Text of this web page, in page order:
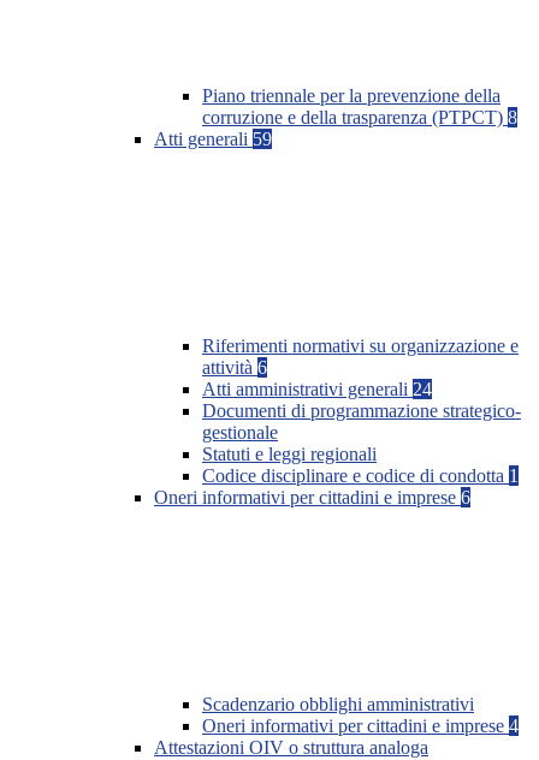
Piano triennale per la prevenzione della
corruzione e della trasparenza (PTPCT) 8
Atti generali 59
Riferimenti normativi su organizzazione e
attività 6
Atti amministrativi generali 24
Documenti di programmazione strategico-
gestionale
Statuti e leggi regionali
Codice disciplinare e codice di condotta 1
Oneri informativi per cittadini e imprese 6
Scadenzario obblighi amministrativi
Oneri informativi per cittadini e imprese 4
Attestazioni OIV o struttura analoga